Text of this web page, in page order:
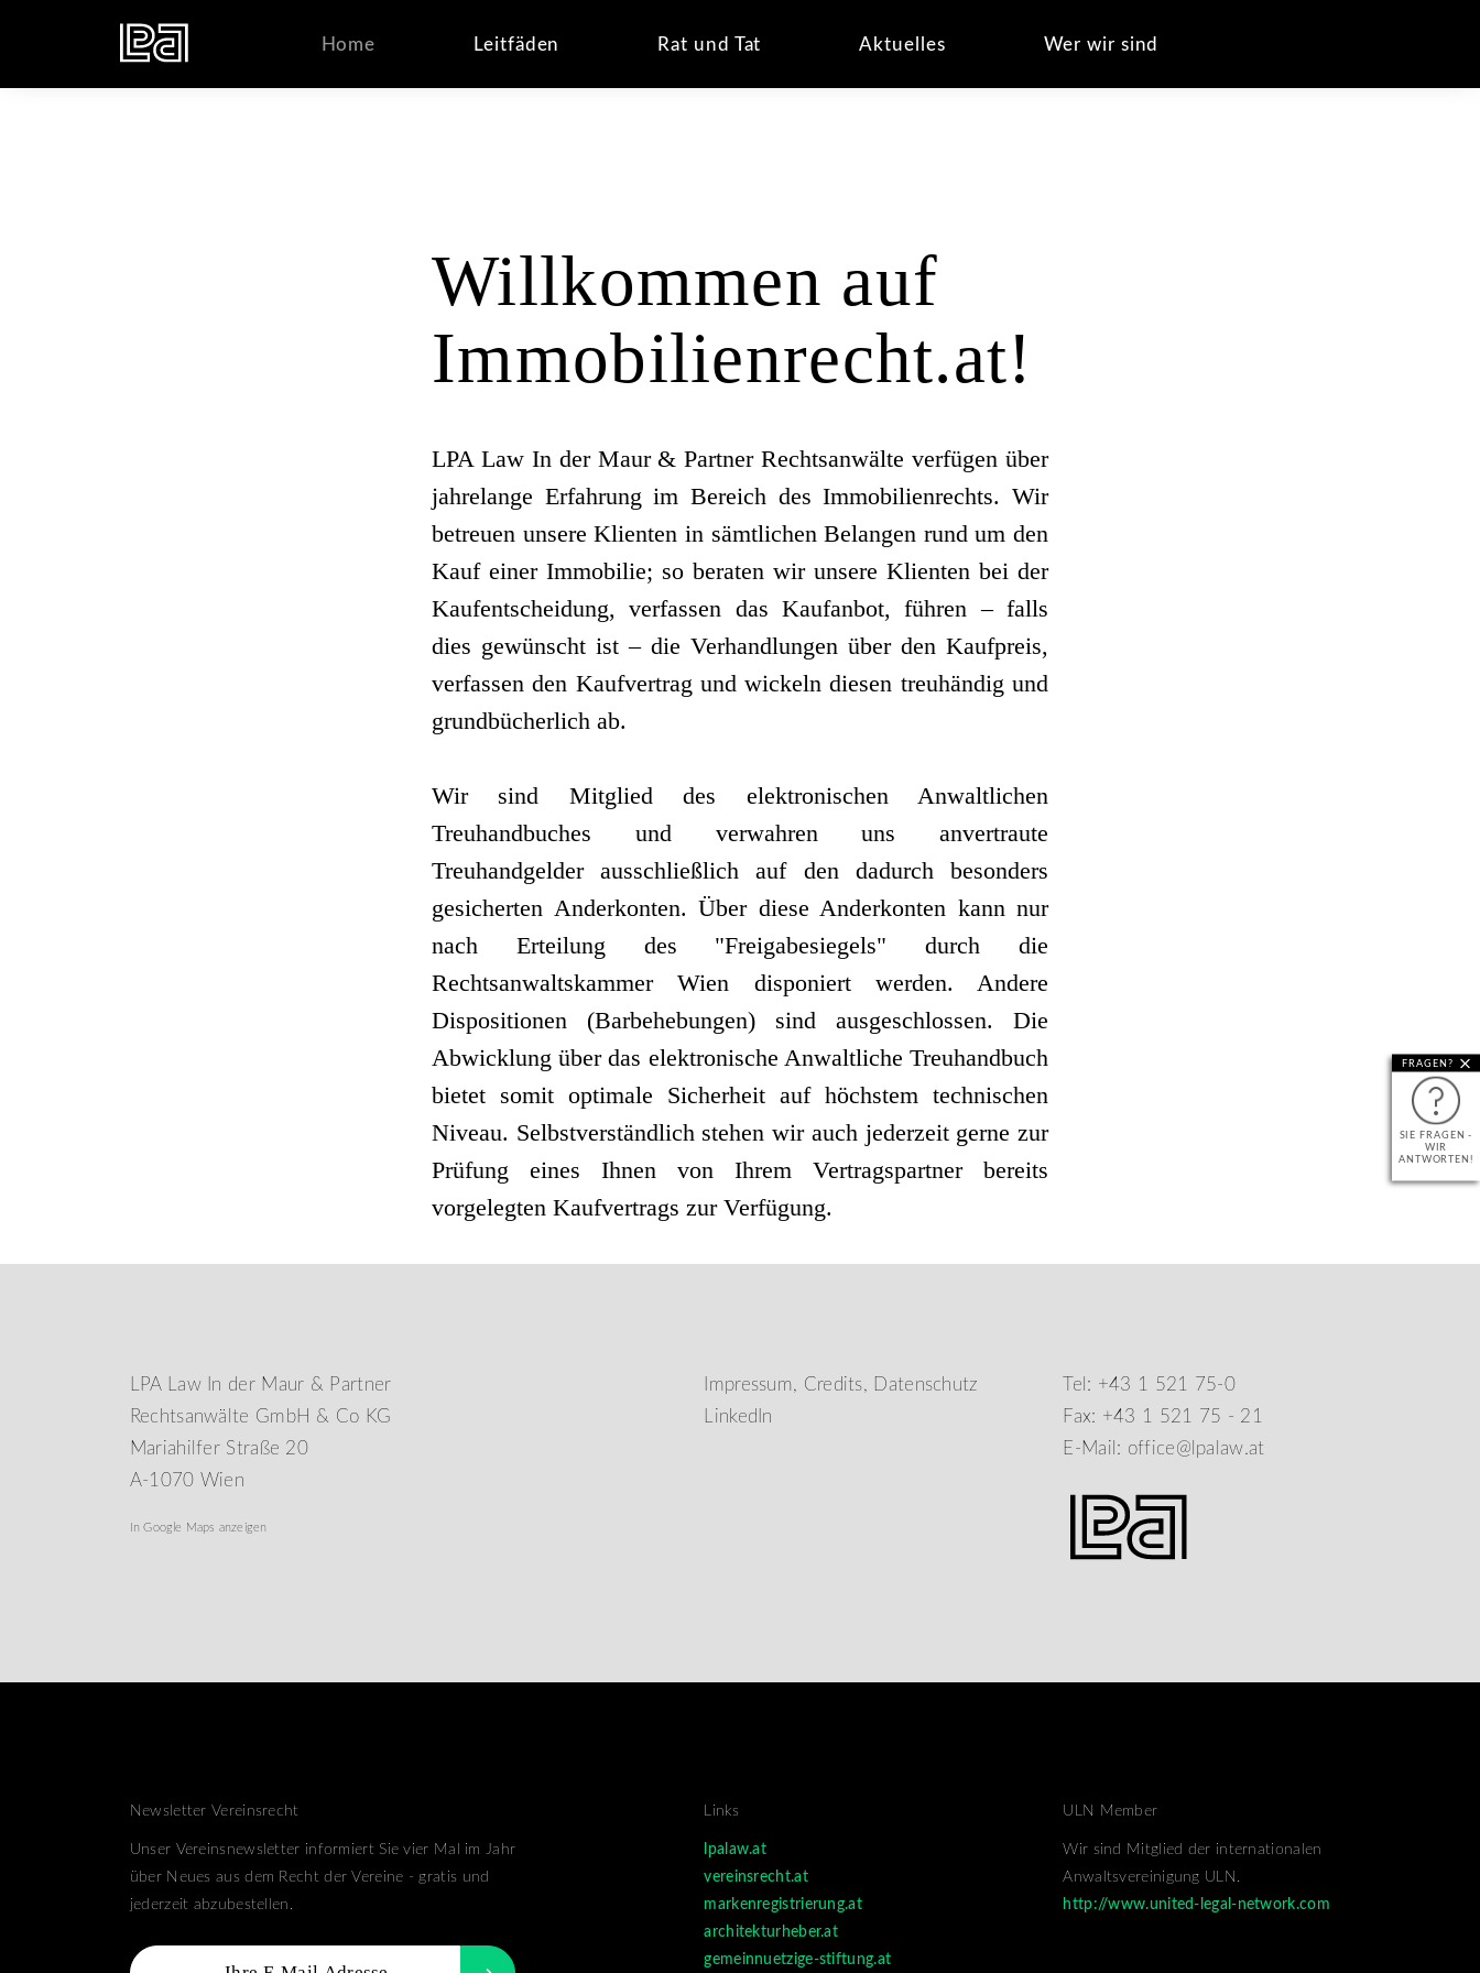
Home Leitfäden
Rat und Tat
Aktuelles Wer wir sind
FRAGEN?
SIE FRAGEN -
WIR
ANTWORTEN!
Willkommen auf
Immobilienrecht.at!
LPA Law In der Maur & Partner Rechtsanwälte verfügen über
jahrelange Erfahrung im Bereich des Immobilienrechts. Wir
betreuen unsere Klienten in sämtlichen Belangen rund um den
Kauf einer Immobilie; so beraten wir unsere Klienten bei der
Kaufentscheidung, verfassen das Kaufanbot, führen – falls
dies gewünscht ist – die Verhandlungen über den Kaufpreis,
verfassen den Kaufvertrag und wickeln diesen treuhändig und
grundbücherlich ab.
Wir sind Mitglied des elektronischen Anwaltlichen
Treuhandbuches und verwahren uns anvertraute
Treuhandgelder ausschließlich auf den dadurch besonders
gesicherten Anderkonten. Über diese Anderkonten kann nur
nach Erteilung des "Freigabesiegels" durch die
Rechtsanwaltskammer Wien disponiert werden. Andere
Dispositionen (Barbehebungen) sind ausgeschlossen. Die
Abwicklung über das elektronische Anwaltliche Treuhandbuch
bietet somit optimale Sicherheit auf höchstem technischen
Niveau. Selbstverständlich stehen wir auch jederzeit gerne zur
Prüfung eines Ihnen von Ihrem Vertragspartner bereits
vorgelegten Kaufvertrags zur Verfügung.
LPA Law In der Maur & Partner
Rechtsanwälte GmbH & Co KG
Mariahilfer Straße 20
A-1070 Wien
In Google Maps anzeigen
Impressum, Credits, Datenschutz
LinkedIn
Tel: +43 1 521 75-0
Fax: +43 1 521 75 - 21
E-Mail: office@lpalaw.at
Newsletter Vereinsrecht
Unser Vereinsnewsletter informiert Sie vier Mal im Jahr
über Neues aus dem Recht der Vereine - gratis und
jederzeit abzubestellen.
Links
lpalaw.at
vereinsrecht.at
markenregistrierung.at
architekturheber.at
gemeinnuetzige-stiftung.at
ULN Member
Wir sind Mitglied der internationalen
Anwaltsvereinigung ULN.
http://www.united-legal-network.com